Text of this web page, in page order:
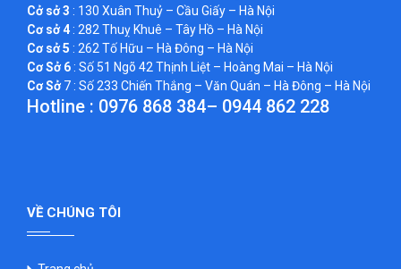
Cở sở 3 : 130 Xuân Thuỷ – Cầu Giấy – Hà Nội
Cơ sở 4: 282 Thuỵ Khuê – Tây Hồ – Hà Nội
Cơ sở 5 : 262 Tố Hữu – Hà Đông – Hà Nội
Cơ Sở 6: Số 51 Ngõ 42 Thịnh Liệt – Hoàng Mai – Hà Nội
Cơ Sở7 : Số 233 Chiến Thắng – Văn Quán – Hà Đông – Hà Nội
Hotline : 0976 868 384– 0944 862 228
VỀ CHÚNG TÔI